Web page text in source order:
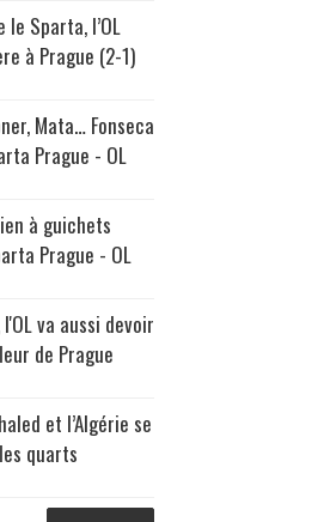
Sparta, l’OL
à Prague (2-1)
Mata… Fonseca
Prague - OL
à guichets
Prague - OL
va aussi devoir
de Prague
et l’Algérie se
quarts